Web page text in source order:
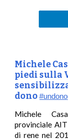
Michele
piedi sulla
dono
Michele
provinciale
di rene nel